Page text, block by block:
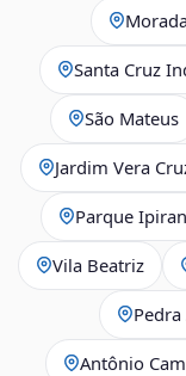
Santa Cruz
São Mateus
Jardim Vera
Parque
Vila Beatriz
Pedra
Antônio